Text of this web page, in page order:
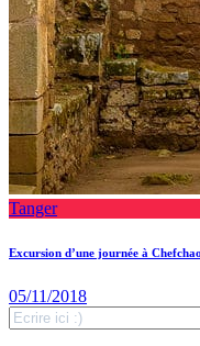
Tanger
Excursion d’une journée à
05/11/2018
Search
for: